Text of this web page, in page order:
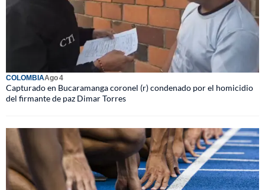
COLOMBIAAgo 4
Capturado en Bucaramanga coronel (r) condenado por el homicidio
del firmante de paz Dimar Torres